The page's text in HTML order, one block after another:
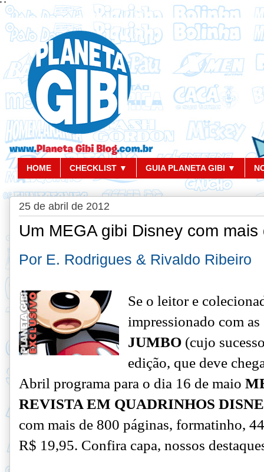
' '
HOME CHECKLIST ▼ GUIA PLANETA GIBI ▼
25 de abril de 2012
Um MEGA gibi Disney com
Por E. Rodrigues & Rivaldo Ribeiro
Se o leitor e
impressionado com
JUMBO(cujo
edição, que deve
Abril programa para o dia 16 de maio
REVISTA EM QUADRINHOS
com mais de 800 páginas, formatinho,
R$ 19,95. Confira capa, nossos